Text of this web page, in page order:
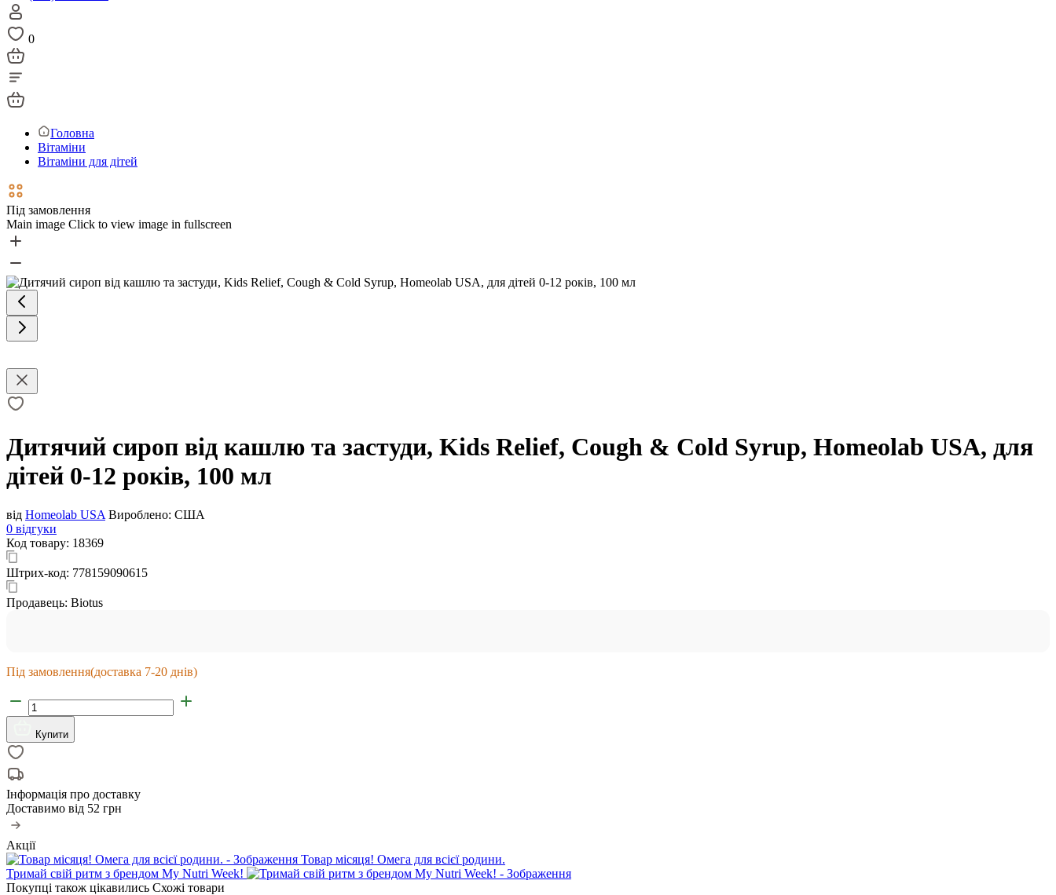
0
Головна
Вітаміни
Вітаміни для дітей
Під замовлення
Main image Click to view image in fullscreen
Дитячий сироп від кашлю та застуди, Kids Relief, Cough & Cold Syrup, Homeolab USA, для
дітей 0-12 років, 100 мл
від Homeolab USA Вироблено: США
0 відгуки
Код товару: 18369
Штрих-код: 778159090615
Продавець: Biotus
Під замовлення(доставка 7-20 днів)
Купити
Інформація про доставку
Доставимо від 52 грн
Акції
Товар місяця! Омега для всієї родини.
Тримай свій ритм з брендом My Nutri Week!
Покупці також цікавились Схожі товари